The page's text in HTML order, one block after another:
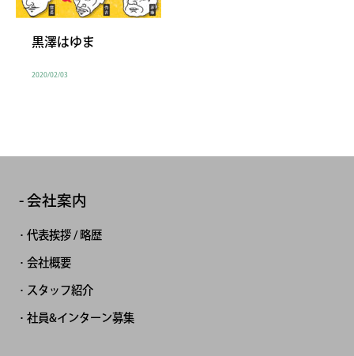
黒澤はゆま
2020/02/03
会社案内
代表挨拶 / 略歴
会社概要
スタッフ紹介
社員&インターン募集